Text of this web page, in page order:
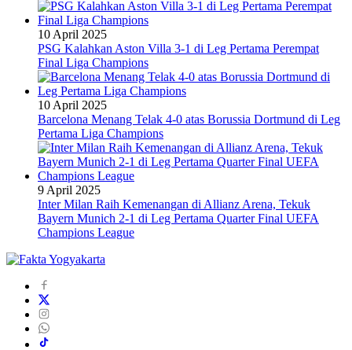
10 April 2025
PSG Kalahkan Aston Villa 3-1 di Leg Pertama Perempat
Final Liga Champions
10 April 2025
Barcelona Menang Telak 4-0 atas Borussia Dortmund di Leg
Pertama Liga Champions
9 April 2025
Inter Milan Raih Kemenangan di Allianz Arena, Tekuk
Bayern Munich 2-1 di Leg Pertama Quarter Final UEFA
Champions League